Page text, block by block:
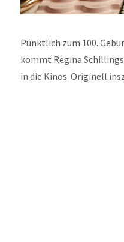
Pünktlich zum 100.
kommt Regina
in die Kinos. Originell